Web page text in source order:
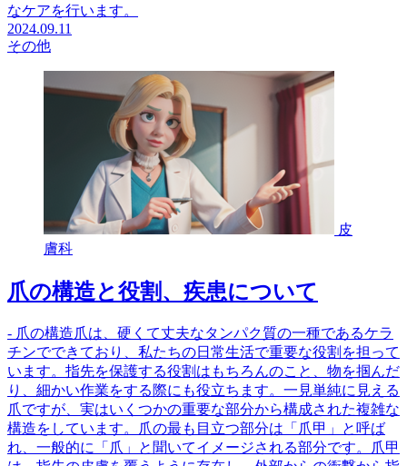
なケアを行います。
2024.09.11
その他
皮
膚科
爪の構造と役割、疾患について
- 爪の構造爪は、硬くて丈夫なタンパク質の一種であるケラ
チンでできており、私たちの日常生活で重要な役割を担って
います。指先を保護する役割はもちろんのこと、物を掴んだ
り、細かい作業をする際にも役立ちます。一見単純に見える
爪ですが、実はいくつかの重要な部分から構成された複雑な
構造をしています。爪の最も目立つ部分は「爪甲」と呼ば
れ、一般的に「爪」と聞いてイメージされる部分です。爪甲